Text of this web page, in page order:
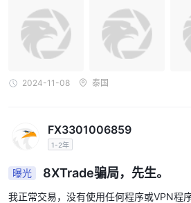
2024-11-08 泰国
FX3301006859
1-2年
曝光 8XTrade骗局，先生。
我正常交易，没有使用任何程序或VPN程